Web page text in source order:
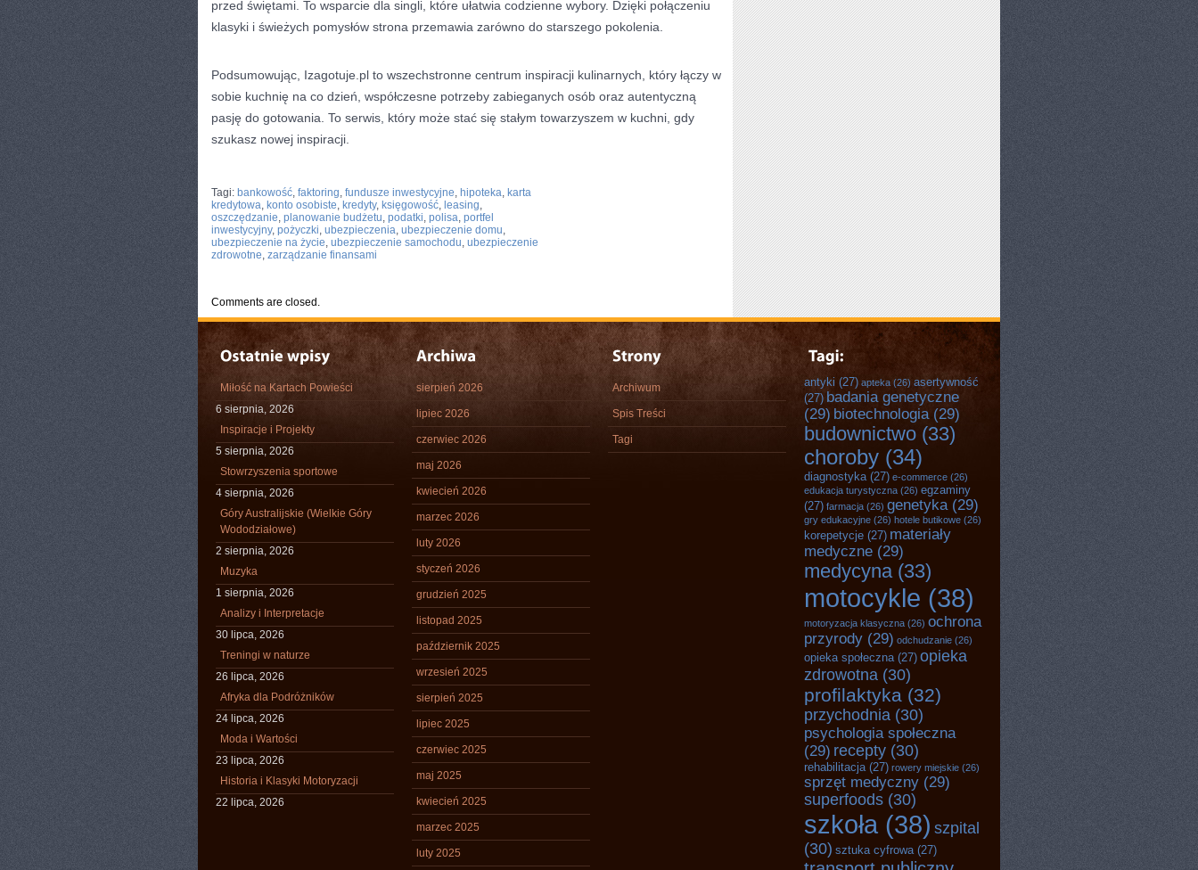
przed świętami. To wsparcie dla singli, które ułatwia codzienne wybory. Dzięki połączeniu
klasyki i świeżych pomysłów strona przemawia zarówno do starszego pokolenia.
Podsumowując, Izagotuje.pl to wszechstronne centrum inspiracji kulinarnych, który łączy w
sobie kuchnię na co dzień, współczesne potrzeby zabieganych osób oraz autentyczną
pasję do gotowania. To serwis, który może stać się stałym towarzyszem w kuchni, gdy
szukasz nowej inspiracji.
Tagi: bankowość, faktoring, fundusze inwestycyjne, hipoteka, karta
kredytowa, konto osobiste, kredyty, księgowość, leasing,
oszczędzanie, planowanie budżetu, podatki, polisa, portfel
inwestycyjny, pożyczki, ubezpieczenia, ubezpieczenie domu,
ubezpieczenie na życie, ubezpieczenie samochodu, ubezpieczenie
zdrowotne, zarządzanie finansami
Comments are closed.
Miłość na Kartach Powieści
6 sierpnia, 2026
Inspiracje i Projekty
5 sierpnia, 2026
Stowrzyszenia sportowe
4 sierpnia, 2026
Góry Australijskie (Wielkie Góry
Wododziałowe)
2 sierpnia, 2026
Muzyka
1 sierpnia, 2026
Analizy i Interpretacje
30 lipca, 2026
Treningi w naturze
26 lipca, 2026
Afryka dla Podróżników
24 lipca, 2026
Moda i Wartości
23 lipca, 2026
Historia i Klasyki Motoryzacji
22 lipca, 2026
sierpień 2026
lipiec 2026
czerwiec 2026
maj 2026
kwiecień 2026
marzec 2026
luty 2026
styczeń 2026
grudzień 2025
listopad 2025
październik 2025
wrzesień 2025
sierpień 2025
lipiec 2025
czerwiec 2025
maj 2025
kwiecień 2025
marzec 2025
luty 2025
Archiwum
Spis Treści
Tagi
antyki (27) apteka (26) asertywność
(27) badania genetyczne
(29) biotechnologia (29)
budownictwo (33)
choroby (34)
diagnostyka(27) e-commerce (26)
edukacja turystyczna (26) egzaminy
(27) farmacja (26) genetyka (29)
gry edukacyjne (26) hotele butikowe (26)
korepetycje (27) materiały
medyczne (29)
medycyna(33)
motocykle (38)
motoryzacja klasyczna (26) ochrona
przyrody (29) odchudzanie (26)
opieka społeczna(27) opieka
zdrowotna (30)
profilaktyka (32)
przychodnia (30)
psychologia społeczna
(29) recepty (30)
rehabilitacja(27) rowery miejskie (26)
sprzęt medyczny (29)
superfoods (30)
szkoła (38) szpital
(30) sztuka cyfrowa(27)